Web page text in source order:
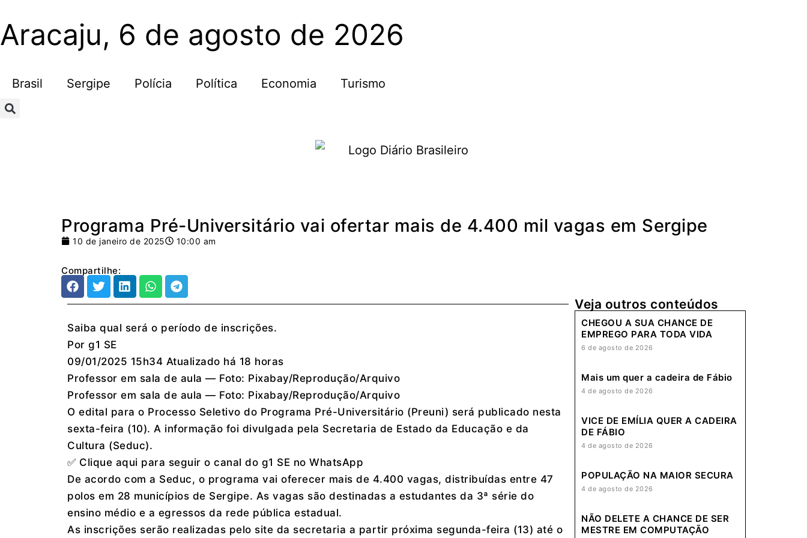
Aracaju, 6 de agosto de 2026
Brasil Sergipe Polícia Política Economia Turismo
Programa Pré-Universitário vai ofertar mais de 4.400 mil vagas em Sergipe
10 de janeiro de 2025 10:00 am
Compartilhe:
Saiba qual será o período de inscrições.
Por g1 SE
09/01/2025 15h34 Atualizado há 18 horas
Professor em sala de aula — Foto: Pixabay/Reprodução/Arquivo
Professor em sala de aula — Foto: Pixabay/Reprodução/Arquivo
O edital para o Processo Seletivo do Programa Pré-Universitário (Preuni) será publicado nesta
sexta-feira (10). A informação foi divulgada pela Secretaria de Estado da Educação e da
Cultura (Seduc).
✅ Clique aqui para seguir o canal do g1 SE no WhatsApp
De acordo com a Seduc, o programa vai oferecer mais de 4.400 vagas, distribuídas entre 47
polos em 28 municípios de Sergipe. As vagas são destinadas a estudantes da 3ª série do
ensino médio e a egressos da rede pública estadual.
As inscrições serão realizadas pelo site da secretaria a partir próxima segunda-feira (13) até o
Veja outros conteúdos
CHEGOU A SUA CHANCE DE
EMPREGO PARA TODA VIDA
6 de agosto de 2026
Mais um quer a cadeira de Fábio
4 de agosto de 2026
VICE DE EMÍLIA QUER A CADEIRA
DE FÁBIO
4 de agosto de 2026
POPULAÇÃO NA MAIOR SECURA
4 de agosto de 2026
NÃO DELETE A CHANCE DE SER
MESTRE EM COMPUTAÇÃO